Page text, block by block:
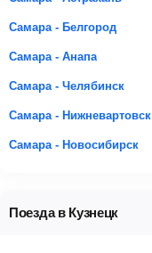
Самара - Белгород
Самара - Анапа
Самара - Челябинск
Самара - Нижневартовск
Самара - Новосибирск
Поезда в Кузнецк